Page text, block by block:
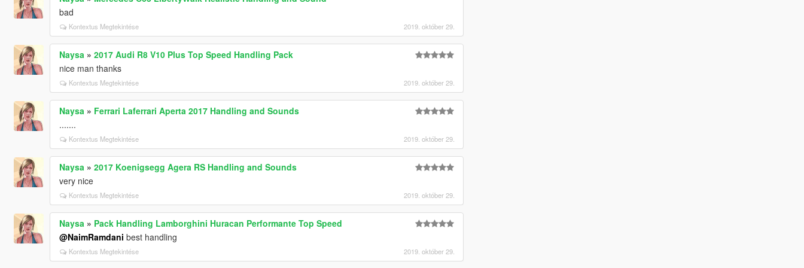
bad
Kontextus Megtekintése 2019. október 29.
Naysa » 2017 Audi R8 V10 Plus Top Speed Handling Pack
nice man thanks
Kontextus Megtekintése 2019. október 29.
Naysa » Ferrari Laferrari Aperta 2017 Handling and Sounds
.......
Kontextus Megtekintése 2019. október 29.
Naysa » 2017 Koenigsegg Agera RS Handling and Sounds
very nice
Kontextus Megtekintése 2019. október 29.
Naysa » Pack Handling Lamborghini Huracan Performante Top Speed
@NaimRamdani best handling
Kontextus Megtekintése 2019. október 29.